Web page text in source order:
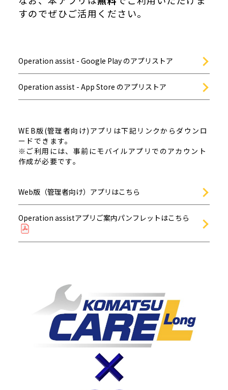
すのでぜひご活用ください。
Operation assist - Google Play のアプリストア
Operation assist - App Store のアプリストア
WEB版(管理者向け)アプリは下記リンクからダウンロ
ードできます。
※ご利用には、事前にモバイルアプリでのアカウント
作成が必要です。
Web版（管理者向け）アプリはこちら
Operation assistアプリご案内パンフレットはこちら